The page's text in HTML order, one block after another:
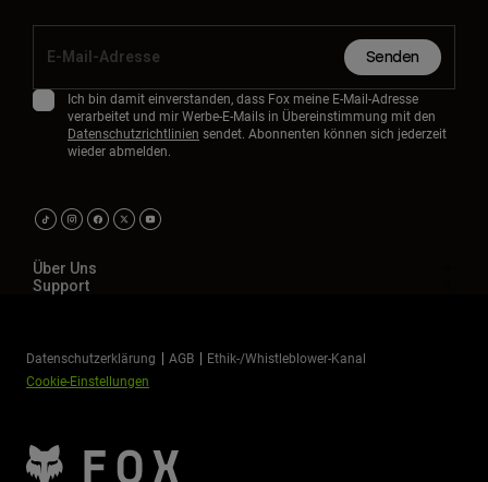
Senden
Ich bin damit einverstanden, dass Fox meine E-Mail-Adresse
verarbeitet und mir Werbe-E-Mails in Übereinstimmung mit den
Datenschutzrichtlinien sendet. Abonnenten können sich jederzeit
wieder abmelden.
Über Uns
Support
Datenschutzerklärung AGB
Ethik-/Whistleblower-Kanal
Cookie-Einstellungen